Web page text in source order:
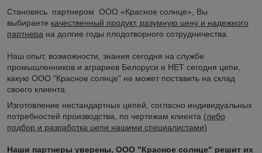
Становясь партнером ООО «Красное солнце», Вы
выбираете качественный продукт, разумную цену и надежного
партнера на долгие годы плодотворного сотрудничества.
Наш опыт, возможности, знания сегодня на службе
промышленников и аграриев Белоруси и НЕТ сегодня цепи,
какую ООО "Красное солнце" не может поставить на склад
своего клиента.
Изготовление нестандартных цепей, согласно индивидуальных
потребностей производства, по чертежам клиента (либо
подбор и разработка цепи нашими специалистами)
Наши партнеры уверены, ООО "Красное солнце" решит их